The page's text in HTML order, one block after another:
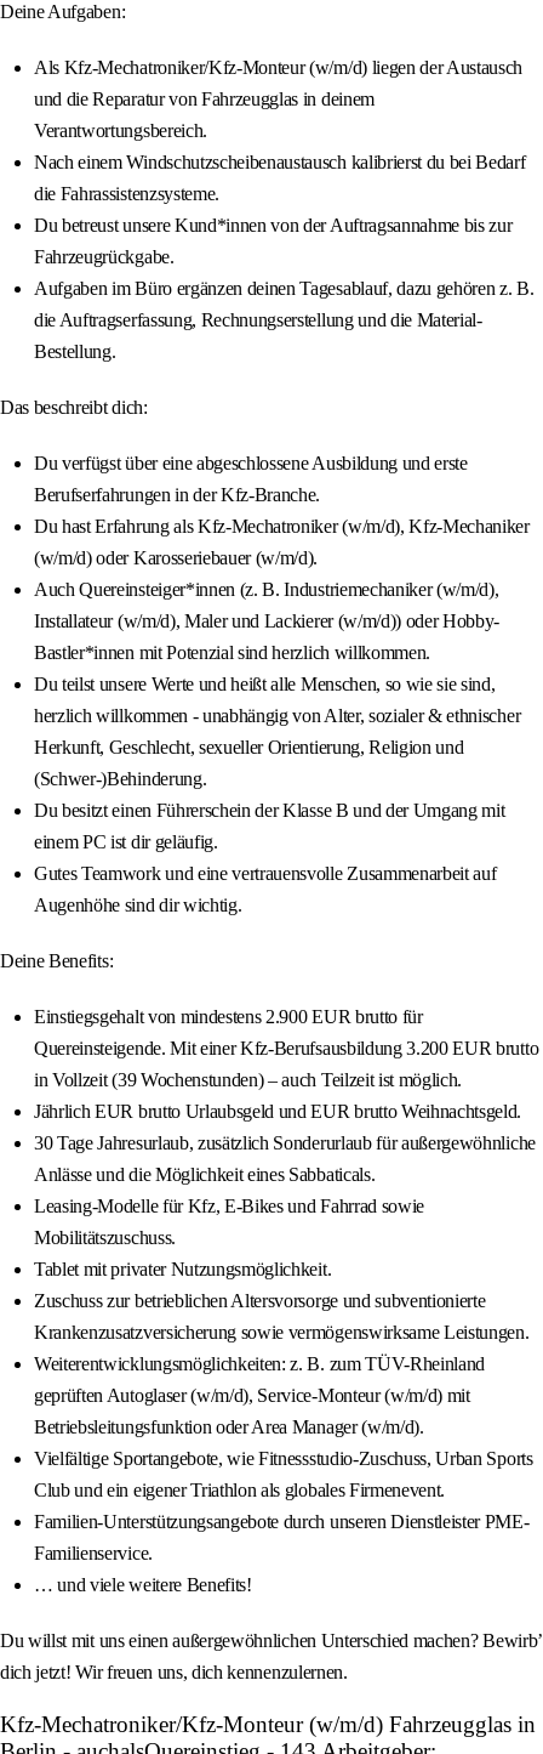
Deine Aufgaben:
Als Kfz-Mechatroniker/Kfz-Monteur (w/m/d) liegen der Austausch
und die Reparatur von Fahrzeugglas in deinem
Verantwortungsbereich.
Nach einem Windschutzscheibenaustausch kalibrierst du bei Bedarf
die Fahrassistenzsysteme.
Du betreust unsere Kund*innen von der Auftragsannahme bis zur
Fahrzeugrückgabe.
Aufgaben im Büro ergänzen deinen Tagesablauf, dazu gehören z. B.
die Auftragserfassung, Rechnungserstellung und die Material-
Bestellung.
Das beschreibt dich:
Du verfügst über eine abgeschlossene Ausbildung und erste
Berufserfahrungen in der Kfz-Branche.
Du hast Erfahrung als Kfz-Mechatroniker (w/m/d), Kfz-Mechaniker
(w/m/d) oder Karosseriebauer (w/m/d).
Auch Quereinsteiger*innen (z. B. Industriemechaniker (w/m/d),
Installateur (w/m/d), Maler und Lackierer (w/m/d)) oder Hobby-
Bastler*innen mit Potenzial sind herzlich willkommen.
Du teilst unsere Werte und heißt alle Menschen, so wie sie sind,
herzlich willkommen - unabhängig von Alter, sozialer & ethnischer
Herkunft, Geschlecht, sexueller Orientierung, Religion und
(Schwer-)Behinderung.
Du besitzt einen Führerschein der Klasse B und der Umgang mit
einem PC ist dir geläufig.
Gutes Teamwork und eine vertrauensvolle Zusammenarbeit auf
Augenhöhe sind dir wichtig.
Deine Benefits:
Einstiegsgehalt von mindestens 2.900 EUR brutto für
Quereinsteigende. Mit einer Kfz-Berufsausbildung 3.200 EUR brutto
in Vollzeit (39 Wochenstunden) – auch Teilzeit ist möglich.
Jährlich EUR brutto Urlaubsgeld und EUR brutto Weihnachtsgeld.
30 Tage Jahresurlaub, zusätzlich Sonderurlaub für außergewöhnliche
Anlässe und die Möglichkeit eines Sabbaticals.
Leasing-Modelle für Kfz, E-Bikes und Fahrrad sowie
Mobilitätszuschuss.
Tablet mit privater Nutzungsmöglichkeit.
Zuschuss zur betrieblichen Altersvorsorge und subventionierte
Krankenzusatzversicherung sowie vermögenswirksame Leistungen.
Weiterentwicklungsmöglichkeiten: z. B. zum TÜV-Rheinland
geprüften Autoglaser (w/m/d), Service-Monteur (w/m/d) mit
Betriebsleitungsfunktion oder Area Manager (w/m/d).
Vielfältige Sportangebote, wie Fitnessstudio-Zuschuss, Urban Sports
Club und ein eigener Triathlon als globales Firmenevent.
Familien-Unterstützungsangebote durch unseren Dienstleister PME-
Familienservice.
… und viele weitere Benefits!
Du willst mit uns einen außergewöhnlichen Unterschied machen? Bewirb’
dich jetzt! Wir freuen uns, dich kennenzulernen.
Kfz-Mechatroniker/Kfz-Monteur (w/m/d) Fahrzeugglas in